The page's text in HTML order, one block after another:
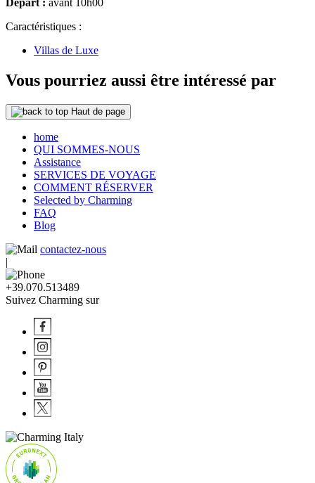
Départ : avant 10h00
Caractéristiques :
Villas de Luxe
Vous pourriez aussi être intéressé par
Haut de page
home
QUI SOMMES-NOUS
Assistance
SERVICES DE VOYAGE
COMMENT RÉSERVER
Selected by Charming
FAQ
Blog
contactez-nous
|
+39.070.513489
Suivez Charming sur